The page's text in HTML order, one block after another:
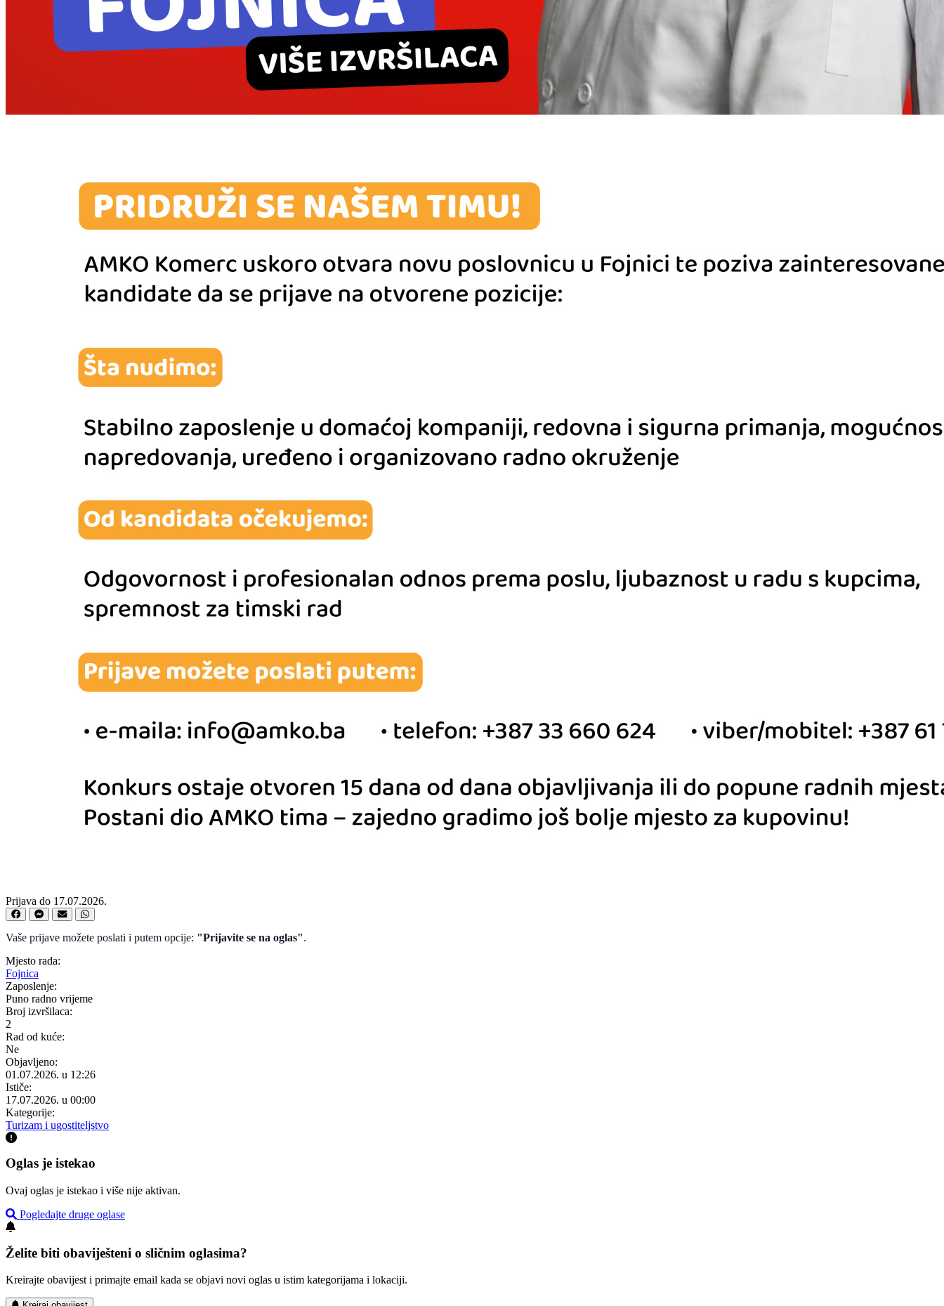
Prijava do 17.07.2026.
Vaše prijave možete poslati i putem opcije: "Prijavite se na oglas".
Mjesto rada:
Fojnica
Zaposlenje:
Puno radno vrijeme
Broj izvršilaca:
2
Rad od kuće:
Ne
Objavljeno:
01.07.2026. u 12:26
Ističe:
17.07.2026. u 00:00
Kategorije:
Turizam i ugostiteljstvo
Oglas je istekao
Ovaj oglas je istekao i više nije aktivan.
Pogledajte druge oglase
Želite biti obaviješteni o sličnim oglasima?
Kreirajte obavijest i primajte email kada se objavi novi oglas u istim kategorijama i lokaciji.